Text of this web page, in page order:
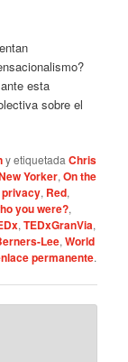
esta
sobre el
y etiquetadaChris
Yorker,On the
privacy, Red,
you were?,
,TEDxGranVia,
Lee,World
permanente.